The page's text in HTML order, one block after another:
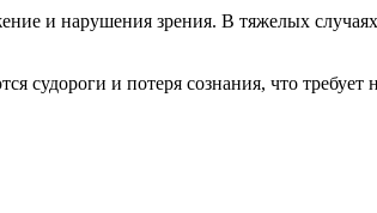
и нарушения зрения. В тяжелых
судороги и потеря сознания, что